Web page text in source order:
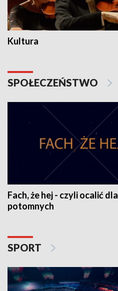
Kultura
SPOŁECZEŃSTWO
Fach, że hej - czyli ocalić dla
potomnych
SPORT